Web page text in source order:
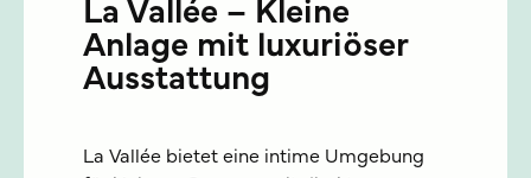
La Vallée – Kleine
Anlage mit luxuriöser
Ausstattung
La Vallée bietet eine intime Umgebung